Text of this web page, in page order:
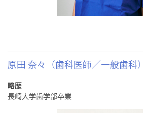
原田 奈々（歯科医師／一般歯科）
略歴
長崎大学歯学部卒業